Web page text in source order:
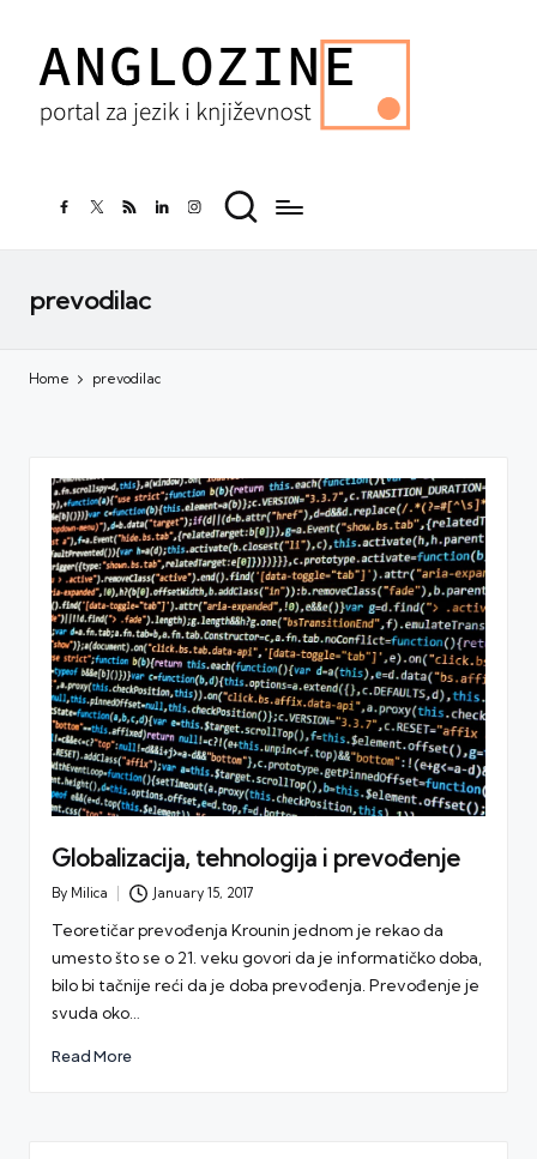
facebook.com
twitter.com
rss.comlinkedin.com
instagram.com
prevodilac
Home prevodilac
Globalizacija, tehnologija i prevođenje
Posted
By Milica January 15, 2017
Teoretičar prevođenja Krounin jednom je rekao da
umesto što se o 21. veku govori da je informatičko doba,
bilo bi tačnije reći da je doba prevođenja. Prevođenje je
svuda oko…
Read More